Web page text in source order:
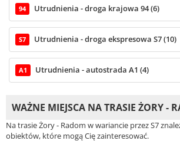
94 Utrudnienia - droga krajowa 94 (6)
S7 Utrudnienia - droga ekspresowa S7 (10)
A1 Utrudnienia - autostrada A1 (4)
WAŻNE MIEJSCA NA TRASIE ŻORY -
Na trasie Żory - Radom w wariancie przez S7
obiektów, które mogą Cię zainteresować.